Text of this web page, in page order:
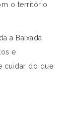
o território
a Baixada
e
cuidar do que